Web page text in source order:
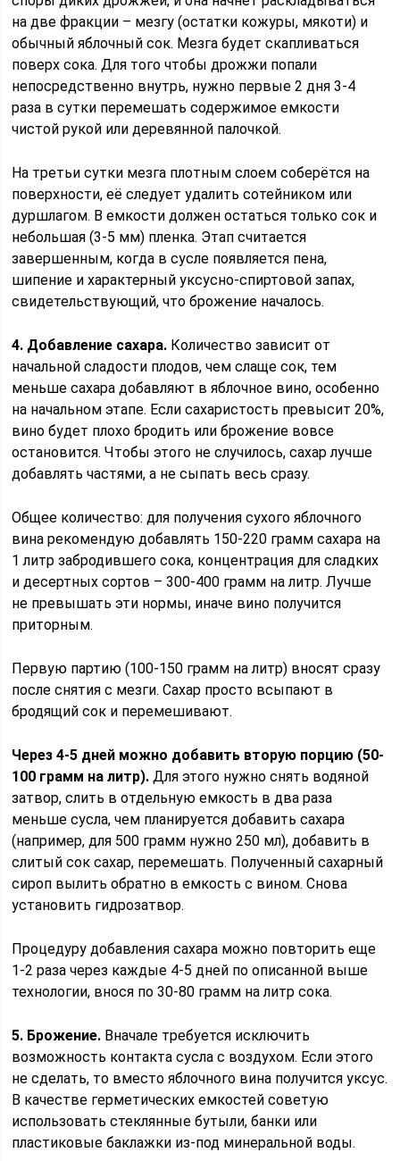
на две фракции – мезгу (остатки кожуры, мякоти) и
обычный яблочный сок. Мезга будет скапливаться
поверх сока. Для того чтобы дрожжи попали
непосредственно внутрь, нужно первые 2 дня 3-4
раза в сутки перемешать содержимое емкости
чистой рукой или деревянной палочкой.
На третьи сутки мезга плотным слоем соберётся на
поверхности, её следует удалить сотейником или
дуршлагом. В емкости должен остаться только сок и
небольшая (3-5 мм) пленка. Этап считается
завершенным, когда в сусле появляется пена,
шипение и характерный уксусно-спиртовой запах,
свидетельствующий, что брожение началось.
4. Добавление сахара. Количество зависит от
начальной сладости плодов, чем слаще сок, тем
меньше сахара добавляют в яблочное вино, особенно
на начальном этапе. Если сахаристость превысит 20%,
вино будет плохо бродить или брожение вовсе
остановится. Чтобы этого не случилось, сахар лучше
добавлять частями, а не сыпать весь сразу.
Общее количество: для получения сухого яблочного
вина рекомендую добавлять 150-220 грамм сахара на
1 литр забродившего сока, концентрация для сладких
и десертных сортов – 300-400 грамм на литр. Лучше
не превышать эти нормы, иначе вино получится
приторным.
Первую партию (100-150 грамм на литр) вносят сразу
после снятия с мезги. Сахар просто всыпают в
бродящий сок и перемешивают.
Через 4-5 дней можно добавить вторую порцию (50-
100 грамм на литр). Для этого нужно снять водяной
затвор, слить в отдельную емкость в два раза
меньше сусла, чем планируется добавить сахара
(например, для 500 грамм нужно 250 мл), добавить в
слитый сок сахар, перемешать. Полученный сахарный
сироп вылить обратно в емкость с вином. Снова
установить гидрозатвор.
Процедуру добавления сахара можно повторить еще
1-2 раза через каждые 4-5 дней по описанной выше
технологии, внося по 30-80 грамм на литр сока.
5. Брожение. Вначале требуется исключить
возможность контакта сусла с воздухом. Если этого
не сделать, то вместо яблочного вина получится уксус.
В качестве герметических емкостей советую
использовать стеклянные бутыли, банки или
пластиковые баклажки из-под минеральной воды.